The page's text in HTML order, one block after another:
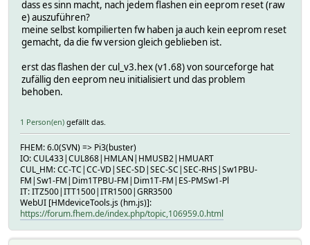
dass es sinn macht, nach jedem flashen ein eeprom reset (raw
e) auszuführen?
meine selbst kompilierten fw haben ja auch kein eeprom reset
gemacht, da die fw version gleich geblieben ist.
erst das flashen der cul_v3.hex (v1.68) von sourceforge hat
zufällig den eeprom neu initialisiert und das problem
behoben.
1 Person(en) gefällt das.
FHEM: 6.0(SVN) => Pi3(buster)
IO: CUL433|CUL868|HMLAN|HMUSB2|HMUART
CUL_HM: CC-TC|CC-VD|SEC-SD|SEC-SC|SEC-RHS|Sw1PBU-
FM|Sw1-FM|Dim1TPBU-FM|Dim1T-FM|ES-PMSw1-Pl
IT: ITZ500|ITT1500|ITR1500|GRR3500
WebUI [HMdeviceTools.js (hm.js)]:
https://forum.fhem.de/index.php/topic,106959.0.html